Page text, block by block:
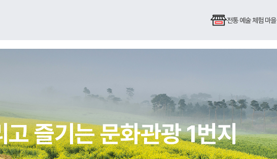
전통 예술체험 마을
즐기는 문화관광 1번지